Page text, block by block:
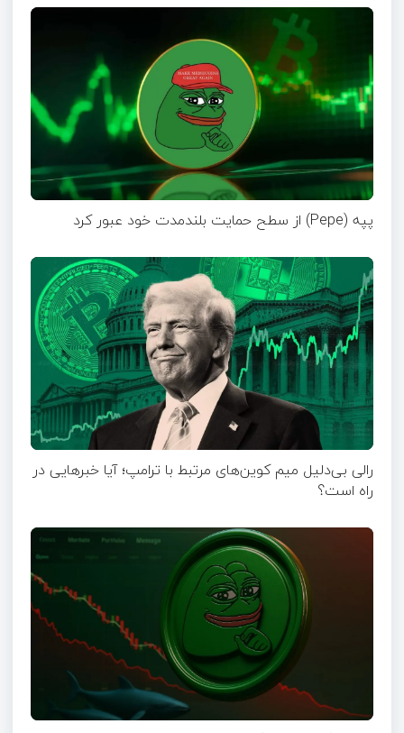
پپه (Pepe) از سطح حمایت بلندمدت خود عبور کرد
رالی بی‌دلیل میم کوین‌های مرتبط با ترامپ؛ آیا خبرهایی در
راه است؟